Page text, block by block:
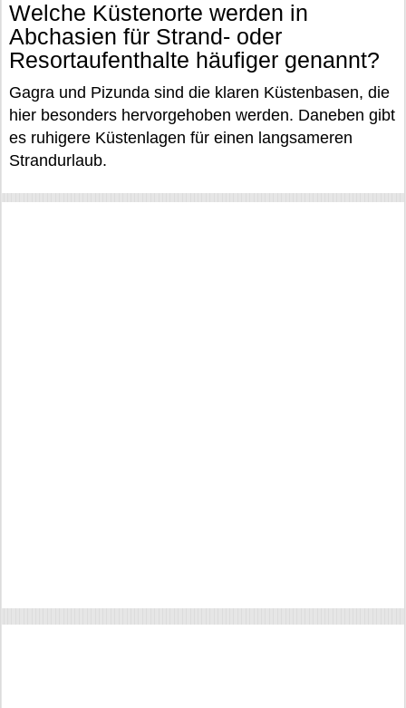
Welche Küstenorte werden in
Abchasien für Strand- oder
Resortaufenthalte häufiger genannt?
Gagra und Pizunda sind die klaren Küstenbasen, die
hier besonders hervorgehoben werden. Daneben gibt
es ruhigere Küstenlagen für einen langsameren
Strandurlaub.